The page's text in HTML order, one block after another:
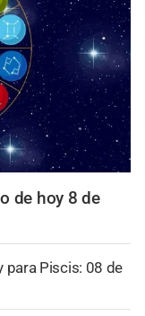
de hoy 8 de
para Piscis: 08 de